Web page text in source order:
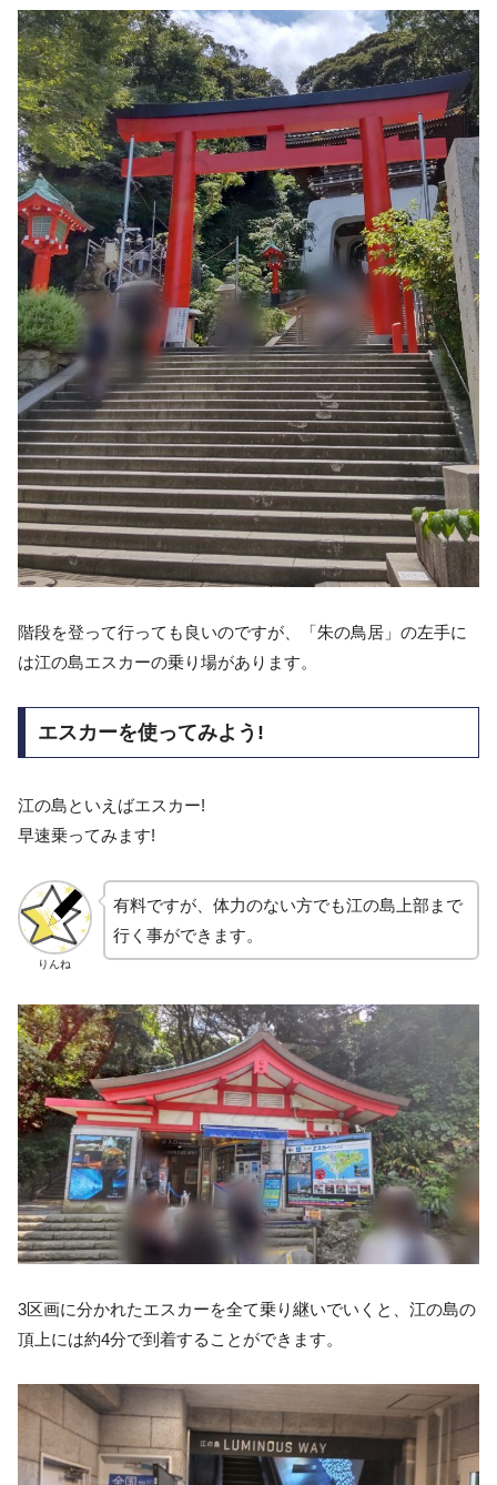
階段を登って行っても良いのですが、「朱の鳥居」の左手に
は江の島エスカーの乗り場があります。
エスカーを使ってみよう!
江の島といえばエスカー!
早速乗ってみます!
りんね
有料ですが、体力のない方でも江の島上部まで
行く事ができます。
3区画に分かれたエスカーを全て乗り継いでいくと、江の島の
頂上には約4分で到着することができます。